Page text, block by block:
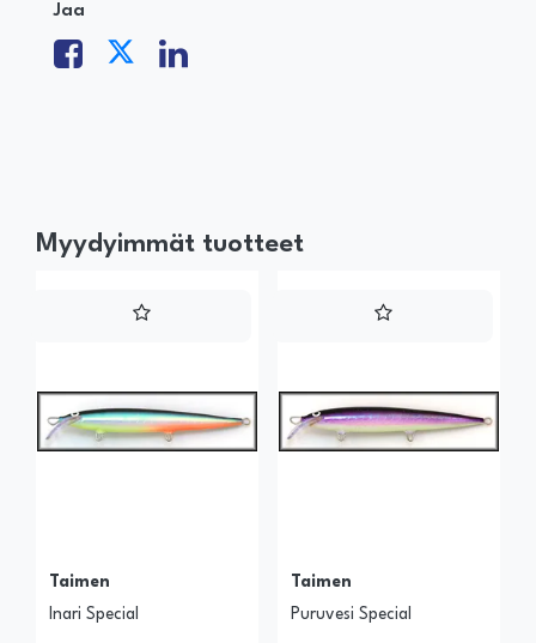
Jaa
Myydyimmät tuotteet
Taimen
Inari Special
Taimen
Puruvesi Special